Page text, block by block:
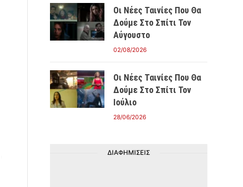
Οι Νέες Ταινίες Που Θα
Δούμε Στο Σπίτι Τον
Αύγουστο
02/08/2026
Οι Νέες Ταινίες Που Θα
Δούμε Στο Σπίτι Τον
Ιούλιο
28/06/2026
ΔΙΑΦΗΜΙΣΕΙΣ